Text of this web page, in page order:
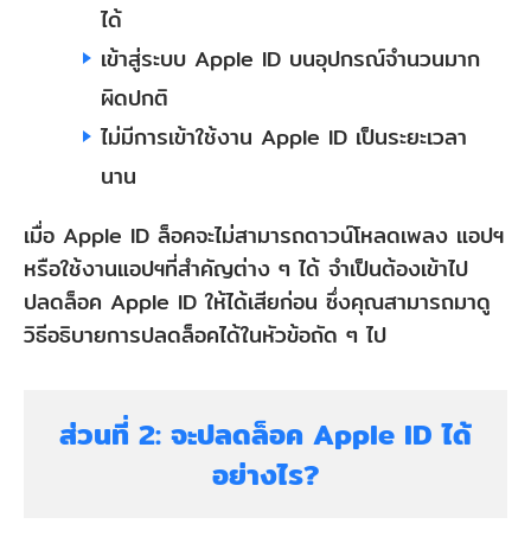
ได้
เข้าสู่ระบบ Apple ID บนอุปกรณ์จำนวนมาก
ผิดปกติ
ไม่มีการเข้าใช้งาน Apple ID เป็นระยะเวลา
นาน
เมื่อ Apple ID ล็อคจะไม่สามารถดาวน์โหลดเพลง แอปฯ
หรือใช้งานแอปฯที่สำคัญต่าง ๆ ได้ จำเป็นต้องเข้าไป
ปลดล็อค Apple ID ให้ได้เสียก่อน ซึ่งคุณสามารถมาดู
วิธีอธิบายการปลดล็อคได้ในหัวข้อถัด ๆ ไป
ส่วนที่ 2: จะปลดล็อค Apple ID ได้
อย่างไร?